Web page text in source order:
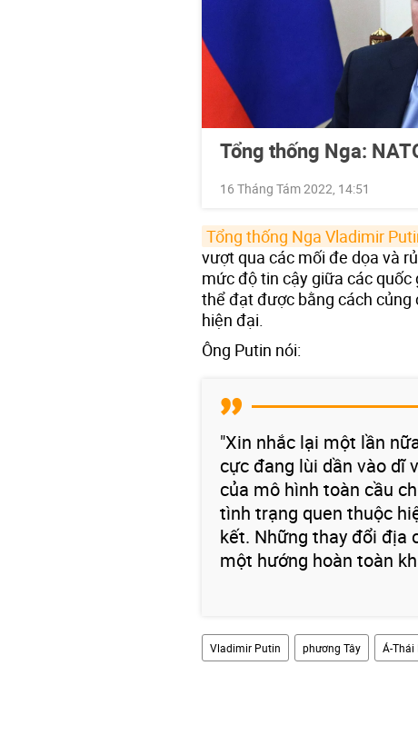
Tổng thống Nga:
16 Tháng Tám 2022, 14:51
Tổng thống Nga Vladimir
vượt qua các mối đe dọa và
mức độ tin cậy giữa các
thể đạt được bằng cách
hiện đại.
Ông Putin nói:
"Xin nhắc lại một lần
cực đang lùi dần vào dĩ
của mô hình toàn cầu
tình trạng quen thuộc
kết. Những thay đổi địa
một hướng hoàn toàn
Vladimir Putin phương Tây Á-Thái